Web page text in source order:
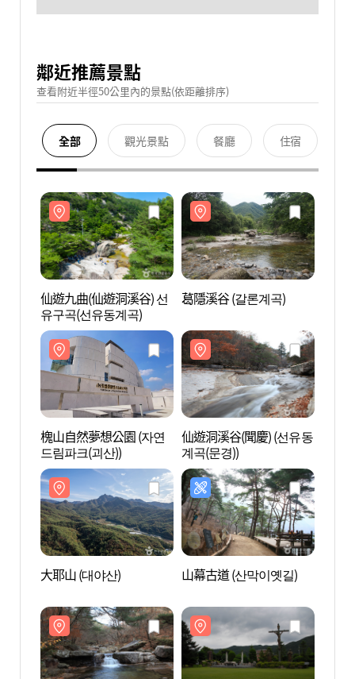
鄰近推薦景點
查看附近半徑50公里內的景點(依距離排序)
全部 觀光景點 餐廳 住宿
仙遊九曲(仙遊洞溪谷) 선
유구곡(선유동계곡)
葛隱溪谷 (갈론계곡)
槐山自然夢想公園 (자연
드림파크(괴산))
仙遊洞溪谷(聞慶) (선유동
계곡(문경))
大耶山 (대야산) 山幕古道 (산막이옛길)